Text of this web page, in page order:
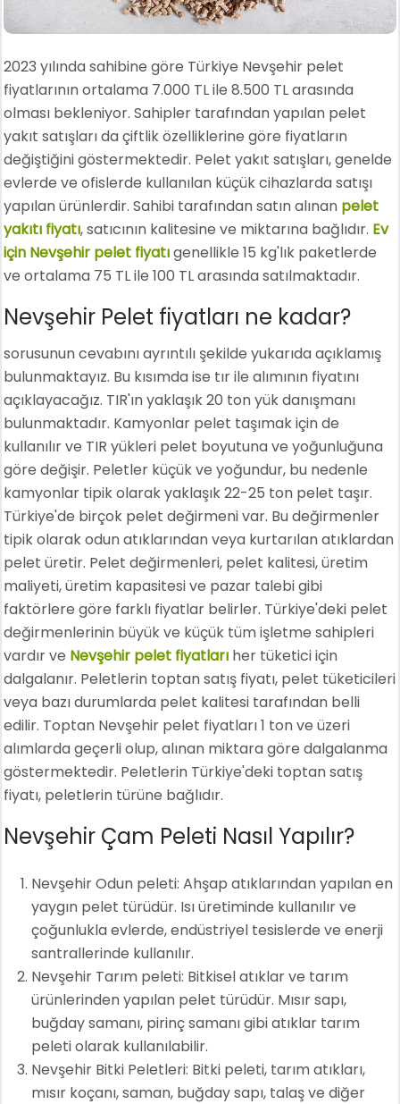
2023 yılında sahibine göre Türkiye Nevşehir pelet
fiyatlarının ortalama 7.000 TL ile 8.500 TL arasında
olması bekleniyor. Sahipler tarafından yapılan pelet
yakıt satışları da çiftlik özelliklerine göre fiyatların
değiştiğini göstermektedir. Pelet yakıt satışları, genelde
evlerde ve ofislerde kullanılan küçük cihazlarda satışı
yapılan ürünlerdir. Sahibi tarafından satın alınan pelet
yakıtı fiyatı, satıcının kalitesine ve miktarına bağlıdır. Ev
için Nevşehir pelet fiyatıgenellikle 15 kg'lık paketlerde
ve ortalama 75 TL ile 100 TL arasında satılmaktadır.
Nevşehir Pelet fiyatları ne kadar?
sorusunun cevabını ayrıntılı şekilde yukarıda açıklamış
bulunmaktayız. Bu kısımda ise tır ile alımının fiyatını
açıklayacağız. TIR'ın yaklaşık 20 ton yük danışmanı
bulunmaktadır. Kamyonlar pelet taşımak için de
kullanılır ve TIR yükleri pelet boyutuna ve yoğunluğuna
göre değişir. Peletler küçük ve yoğundur, bu nedenle
kamyonlar tipik olarak yaklaşık 22-25 ton pelet taşır.
Türkiye'de birçok pelet değirmeni var. Bu değirmenler
tipik olarak odun atıklarından veya kurtarılan atıklardan
pelet üretir. Pelet değirmenleri, pelet kalitesi, üretim
maliyeti, üretim kapasitesi ve pazar talebi gibi
faktörlere göre farklı fiyatlar belirler. Türkiye'deki pelet
değirmenlerinin büyük ve küçük tüm işletme sahipleri
vardır ve Nevşehir pelet fiyatları her tüketici için
dalgalanır. Peletlerin toptan satış fiyatı, pelet tüketicileri
veya bazı durumlarda pelet kalitesi tarafından belli
edilir. Toptan Nevşehir pelet fiyatları 1 ton ve üzeri
alımlarda geçerli olup, alınan miktara göre dalgalanma
göstermektedir. Peletlerin Türkiye'deki toptan satış
fiyatı, peletlerin türüne bağlıdır.
Nevşehir Çam Peleti Nasıl Yapılır?
Nevşehir Odun peleti: Ahşap atıklarından yapılan en
yaygın pelet türüdür. Isı üretiminde kullanılır ve
çoğunlukla evlerde, endüstriyel tesislerde ve enerji
santrallerinde kullanılır.
Nevşehir Tarım peleti: Bitkisel atıklar ve tarım
ürünlerinden yapılan pelet türüdür. Mısır sapı,
buğday samanı, pirinç samanı gibi atıklar tarım
peleti olarak kullanılabilir.
Nevşehir Bitki Peletleri: Bitki peleti, tarım atıkları,
mısır koçanı, saman, buğday sapı, talaş ve diğer